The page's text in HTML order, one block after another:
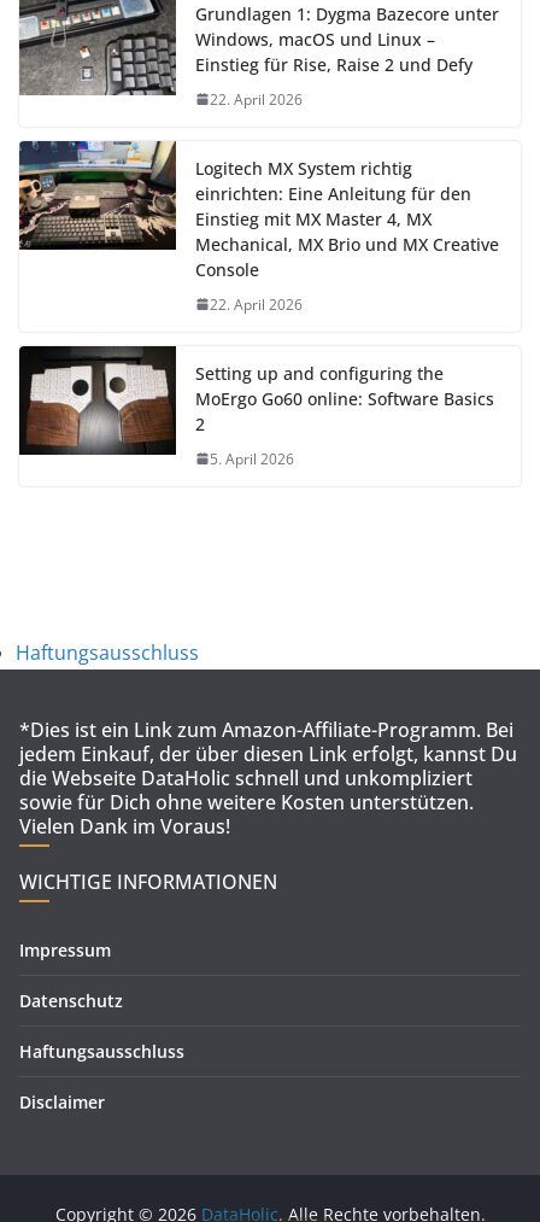
Grundlagen 1: Dygma Bazecore unter
Windows, macOS und Linux –
Einstieg für Rise, Raise 2 und Defy
22. April 2026
Logitech MX System richtig
einrichten: Eine Anleitung für den
Einstieg mit MX Master 4, MX
Mechanical, MX Brio und MX Creative
Console
22. April 2026
Setting up and configuring the
MoErgo Go60 online: Software Basics
2
5. April 2026
Haftungsausschluss
*Dies ist ein Link zum Amazon-Affiliate-Programm. Bei
jedem Einkauf, der über diesen Link erfolgt, kannst Du
die Webseite DataHolic schnell und unkompliziert
sowie für Dich ohne weitere Kosten unterstützen.
Vielen Dank im Voraus!
WICHTIGE INFORMATIONEN
Impressum
Datenschutz
Haftungsausschluss
Disclaimer
Copyright © 2026 DataHolic. Alle Rechte vorbehalten.